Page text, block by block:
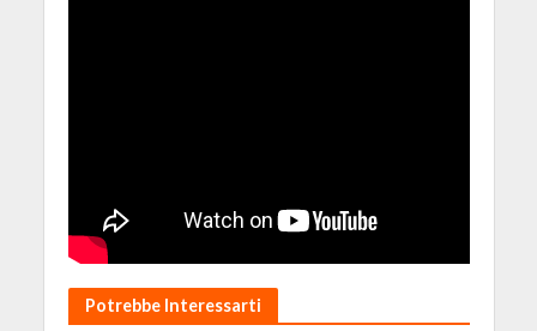
Potrebbe Interessarti